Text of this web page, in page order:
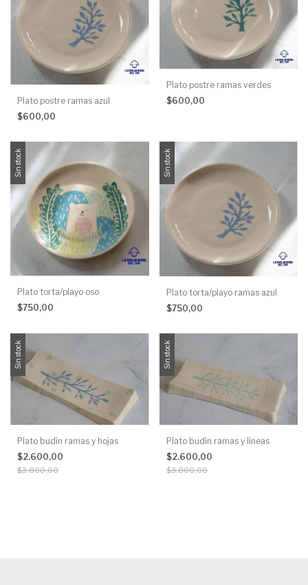
Plato postre ramas azul
$600,00
Plato postre ramas verdes
$600,00
Sin stock
Plato torta/playo oso
$750,00
Sin stock
Plato torta/playo ramas azul
$750,00
Sin stock
Plato budín ramas y hojas
$2.600,00
$3.800,00
Sin stock
Plato budín ramas y lineas
$2.600,00
$3.800,00